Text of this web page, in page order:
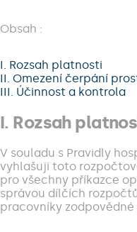
Obsah :
I. Rozsah platnosti
II. Omezení čerpání
III. Účinnost a kontrola
I. Rozsah
V souladu s Pravidly
vyhlašuji toto
pro všechny příkazce
správou dílčích
pracovníky